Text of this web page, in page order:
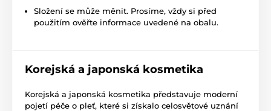
Složení se může měnit. Prosíme, vždy si před
použitím ověřte informace uvedené na obalu.
Korejská a japonská kosmetika
Korejská a japonská kosmetika představuje moderní
pojetí péče o pleť, které si získalo celosvětové uznání